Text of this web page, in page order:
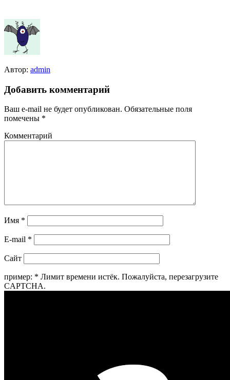
Автор: admin
Добавить комментарий
Ваш e-mail не будет опубликован. Обязательные поля
помечены *
Комментарий
Имя *
E-mail *
Сайт
пример: * Лимит времени истёк. Пожалуйста, перезагрузите
CAPTCHA.